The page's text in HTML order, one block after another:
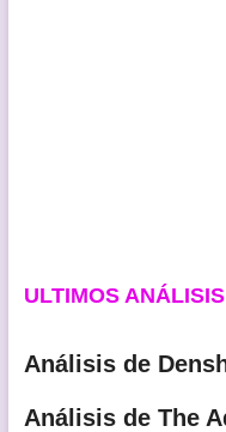
ULTIMOS ANÁLISIS
Análisis de
Análisis de The